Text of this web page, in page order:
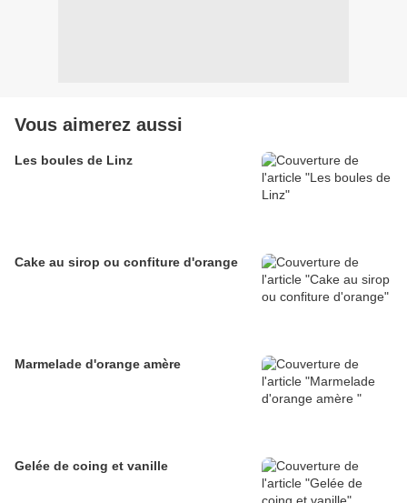
Vous aimerez aussi
Les boules de Linz
Cake au sirop ou confiture d'orange
Marmelade d'orange amère
Gelée de coing et vanille